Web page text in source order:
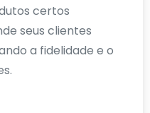
certos
seus clientes
a fidelidade e o